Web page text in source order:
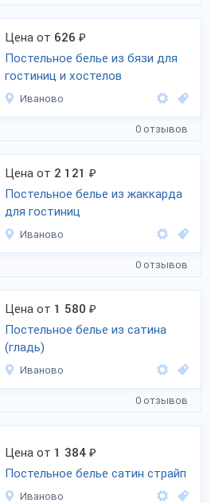
Цена от 626 ₽
Постельное белье из бязи для
гостиниц и хостелов
Иваново
0 отзывов
Цена от 2 121 ₽
Постельное белье из жаккарда
для гостиниц
Иваново
0 отзывов
Цена от 1 580 ₽
Постельное белье из сатина
(гладь)
Иваново
0 отзывов
Цена от 1 384 ₽
Постельное белье сатин страйп
Иваново